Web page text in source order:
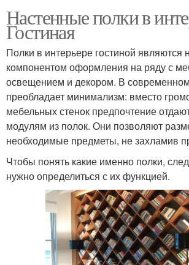
Настенные полки в
Гостиная
Полки в интерьере гостиной
компонентом оформления на ряду с
освещением и декором. В
преобладает минимализм: вместо
мебельных стенок предпочтение
модулям из полок. Они позволяют
необходимые предметы, не захламив
Чтобы понять какие именно полки,
нужно определиться с их функцией.